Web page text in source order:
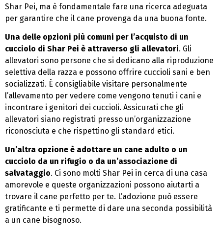
Shar Pei, ma è fondamentale fare una ricerca adeguata
per garantire che il cane provenga da una buona fonte.
Una delle opzioni più comuni per l’acquisto di un
cucciolo di Shar Pei è attraverso gli allevatori. Gli
allevatori sono persone che si dedicano alla riproduzione
selettiva della razza e possono offrire cuccioli sani e ben
socializzati. È consigliabile visitare personalmente
l’allevamento per vedere come vengono tenuti i cani e
incontrare i genitori dei cuccioli. Assicurati che gli
allevatori siano registrati presso un’organizzazione
riconosciuta e che rispettino gli standard etici.
Un’altra opzione è adottare un cane adulto o un
cucciolo da un rifugio o da un’associazione di
salvataggio. Ci sono molti Shar Pei in cerca di una casa
amorevole e queste organizzazioni possono aiutarti a
trovare il cane perfetto per te. L’adozione può essere
gratificante e ti permette di dare una seconda possibilità
a un cane bisognoso.